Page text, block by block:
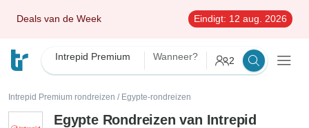
Deals van de Week Eindigt: 12 aug. 2026
Intrepid Premium Wanneer? 2
Intrepid Premium rondreizen / Egypte-rondreizen
Egypte Rondreizen van Intrepid